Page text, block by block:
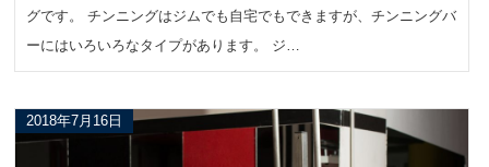
グです。 チンニングはジムでも自宅でもできますが、チンニングバ
ーにはいろいろなタイプがあります。 ジ…
2018年7月16日